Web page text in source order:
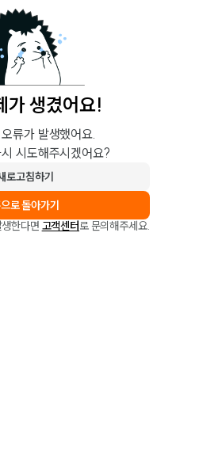
가 생겼어요!
류가 발생했어요.
시도해주시겠어요?
로고침하기
로 돌아가기
한다면 고객센터로 문의해주세요.